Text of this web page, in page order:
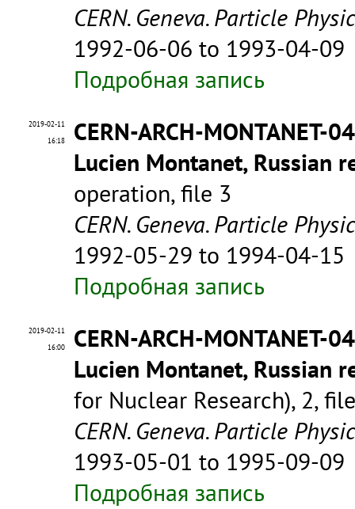
CERN. Geneva. Particle
1992-06-06 to 1993-04-09
Подробная запись
2019-02-11
16:18
CERN-ARCH-MONTANET-
Lucien Montanet, Russian
operation, file 3
CERN. Geneva. Particle
1992-05-29 to 1994-04-15
Подробная запись
2019-02-11
16:00
CERN-ARCH-MONTANET-
Lucien Montanet, Russian
for Nuclear Research), 2,
CERN. Geneva. Particle
1993-05-01 to 1995-09-09
Подробная запись